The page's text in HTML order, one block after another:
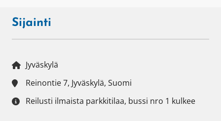
Sijainti
Jyväskylä
Reinontie 7, Jyväskylä, Suomi
Reilusti ilmaista parkkitilaa, bussi nro 1 kulkee